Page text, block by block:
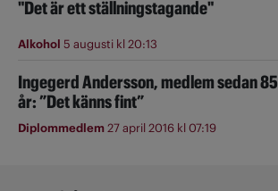
"Det är ett ställningstagande"
Alkohol 5 augusti kl 20:13
Ingegerd Andersson, medlem sedan 85
år: ”Det känns fint”
Diplommedlem27 april 2016 kl 07:19